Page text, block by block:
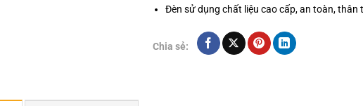
Đèn sử dụng chất liệu cao cấp, an toàn, thân
Chia sẻ: